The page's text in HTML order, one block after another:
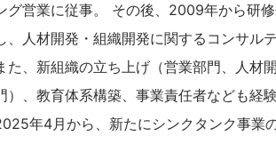
グ営業に従事。 その後、2009年から研
、人材開発・組織開発に関するコンサル
た、新組織の立ち上げ（営業部門、人材
）、教育体系構築、事業責任者なども経験
年4月から、新たにシンクタンク事業